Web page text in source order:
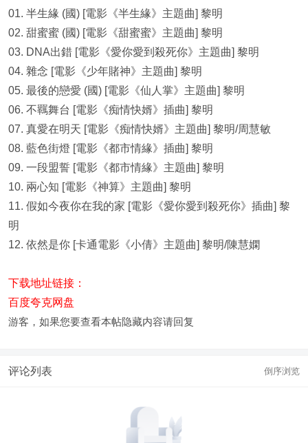
01. 半生緣 (國) [電影《半生緣》主題曲] 黎明
02. 甜蜜蜜 (國) [電影《甜蜜蜜》主題曲] 黎明
03. DNA出錯 [電影《愛你愛到殺死你》主題曲] 黎明
04. 雜念 [電影《少年賭神》主題曲] 黎明
05. 最後的戀愛 (國) [電影《仙人掌》主題曲] 黎明
06. 不羈舞台 [電影《痴情快婿》插曲] 黎明
07. 真愛在明天 [電影《痴情快婿》主題曲] 黎明/周慧敏
08. 藍色街燈 [電影《都市情緣》插曲] 黎明
09. 一段盟誓 [電影《都市情緣》主題曲] 黎明
10. 兩心知 [電影《神算》主題曲] 黎明
11. 假如今夜你在我的家 [電影《愛你愛到殺死你》插曲] 黎
明
12. 依然是你 [卡通電影《小倩》主題曲] 黎明/陳慧嫻
下载地址链接：
百度夸克网盘
游客，如果您要查看本帖隐藏内容请回复
评论列表 倒序浏览